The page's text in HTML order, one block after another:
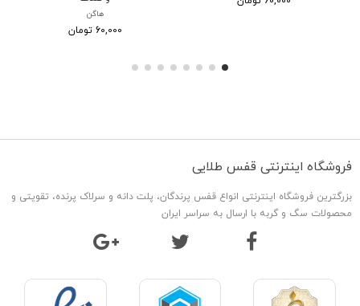
هاگن
60,000 تومان
فروشگاه اینترنتی قفس طلایی
بزرگترین فروشگاه اینترنتی انواع قفس پرندگان، پلت دانه و سرلاک پرنده، تقویتی و
محصولات سگ و گربه با ارسال به سراسر ایران